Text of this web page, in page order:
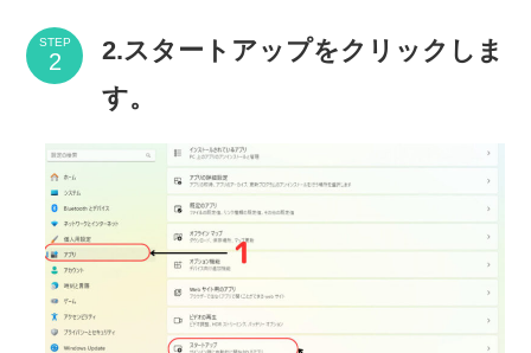
STEP
2.スタートアップをクリックしま
す。